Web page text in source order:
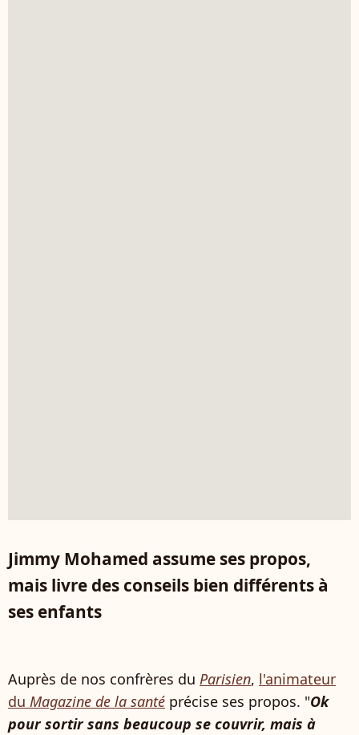
Jimmy Mohamed assume ses propos,
mais livre des conseils bien différents à
ses enfants
Auprès de nos confrères du Parisien, l'animateur
du Magazine de la santé précise ses propos. "Ok
pour sortir sans beaucoup se couvrir, mais à